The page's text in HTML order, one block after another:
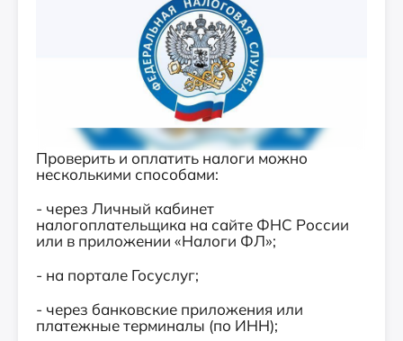
Проверить и оплатить налоги можно
несколькими способами:
- через Личный кабинет
налогоплательщика на сайте ФНС России
или в приложении «Налоги ФЛ»;
- на портале Госуслуг;
- через банковские приложения или
платежные терминалы (по ИНН);